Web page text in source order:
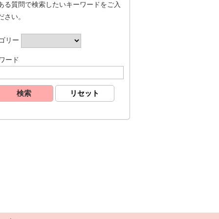
る質問で検索したいキーワードをご入
さい。
リー
ード